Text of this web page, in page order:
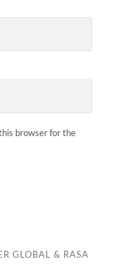
browser for the
GLOBAL & RASA